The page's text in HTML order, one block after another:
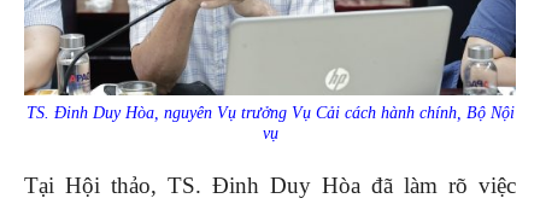
TS. Đinh Duy Hòa, nguyên Vụ trưởng Vụ Cải cách hành chính, Bộ Nội
vụ
Tại Hội thảo, TS. Đinh Duy Hòa đã làm rõ việc